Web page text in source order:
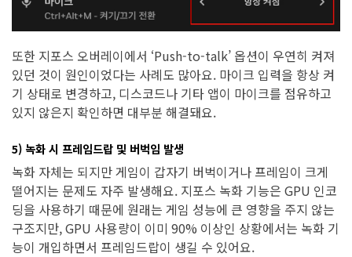
또한 지포스 오버레이에서 ‘Push-to-talk’ 옵션이 우연히 켜져
있던 것이 원인이었다는 사례도 많아요. 마이크 입력을 항상 켜
기 상태로 변경하고, 디스코드나 기타 앱이 마이크를 점유하고
있지 않은지 확인하면 대부분 해결돼요.
5) 녹화 시 프레임드랍 및 버벅임 발생
녹화 자체는 되지만 게임이 갑자기 버벅이거나 프레임이 크게
떨어지는 문제도 자주 발생해요. 지포스 녹화 기능은 GPU 인코
딩을 사용하기 때문에 원래는 게임 성능에 큰 영향을 주지 않는
구조지만, GPU 사용량이 이미 90% 이상인 상황에서는 녹화 기
능이 개입하면서 프레임드랍이 생길 수 있어요.